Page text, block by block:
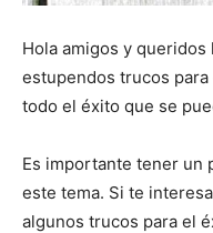
Hola amigos y
estupendos trucos
todo el éxito que se
Es importante tener un
este tema. Si te
algunos trucos para el